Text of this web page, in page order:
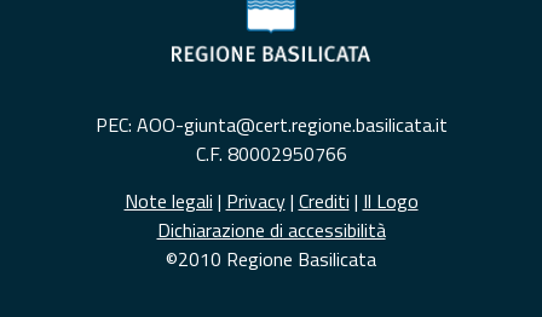
PEC: AOO-giunta@cert.regione.basilicata.it
C.F. 80002950766
Note legali | Privacy| Crediti | Il Logo
Dichiarazione di accessibilità
©2010 Regione Basilicata